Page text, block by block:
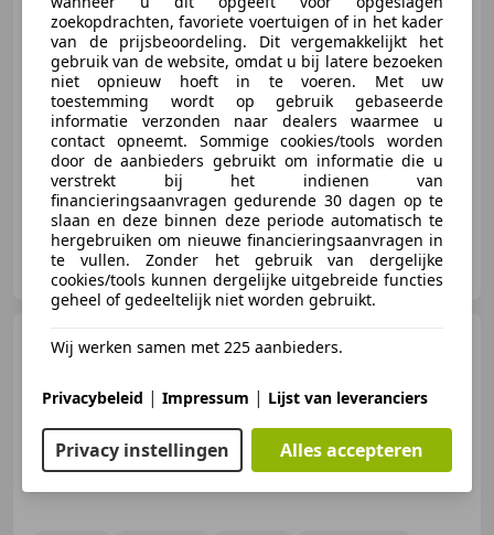
€ 11.480
06/2016 126.256 km Benzine
110 kW (150 PK)
CarProf Jos Bouw B.V.
NL-3861 KG NIJKERK GLD
Dacia Sandero
€ 12.495 1
zoekopdrachten, favoriete voertuigen of in het kader
van de prijsbeoordeling. Dit vergemakkelijkt het
gebruik van de website, omdat u bij latere bezoeken
niet opnieuw hoeft in te voeren. Met uw
toestemming wordt op gebruik gebaseerde
informatie verzonden naar dealers waarmee u
contact opneemt. Sommige cookies/tools worden
door de aanbieders gebruikt om informatie die u
verstrekt bij het indienen van
financieringsaanvragen gedurende 30 dagen op te
slaan en deze binnen deze periode automatisch te
hergebruiken om nieuwe financieringsaanvragen in
te vullen. Zonder het gebruik van dergelijke
cookies/tools kunnen dergelijke uitgebreide functies
geheel of gedeeltelijk niet worden gebruikt.
Wij werken samen met 225 aanbieders.
Privacybeleid | Impressum | Lijst van leveranciers
Privacy instellingen Alles accepteren